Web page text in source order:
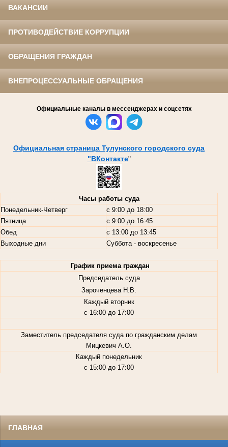
ВАКАНСИИ
ПРОТИВОДЕЙСТВИЕ КОРРУПЦИИ
ОБРАЩЕНИЯ ГРАЖДАН
ВНЕПРОЦЕССУАЛЬНЫЕ ОБРАЩЕНИЯ
Официальные каналы в мессенджерах и соцсетях
Официальная страница Тулунского городского суда
"ВКонтакте"
Часы работы суда
Понедельник-Четверг
с 9:00 до 18:00
Пятница
с 9:00 до 16:45
Обед
с 13:00 до 13:45
Выходные дни
Суббота - воскресенье
График приема граждан
Председатель суда
Зароченцева Н.В.
Каждый вторник
с 16:00 до 17:00
Заместитель председателя суда по гражданским делам
Мицкевич А.О.
Каждый понедельник
с 15:00 до 17:00
ГЛАВНАЯ